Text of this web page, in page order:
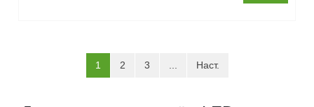
1 (current)
2 3 Наст.